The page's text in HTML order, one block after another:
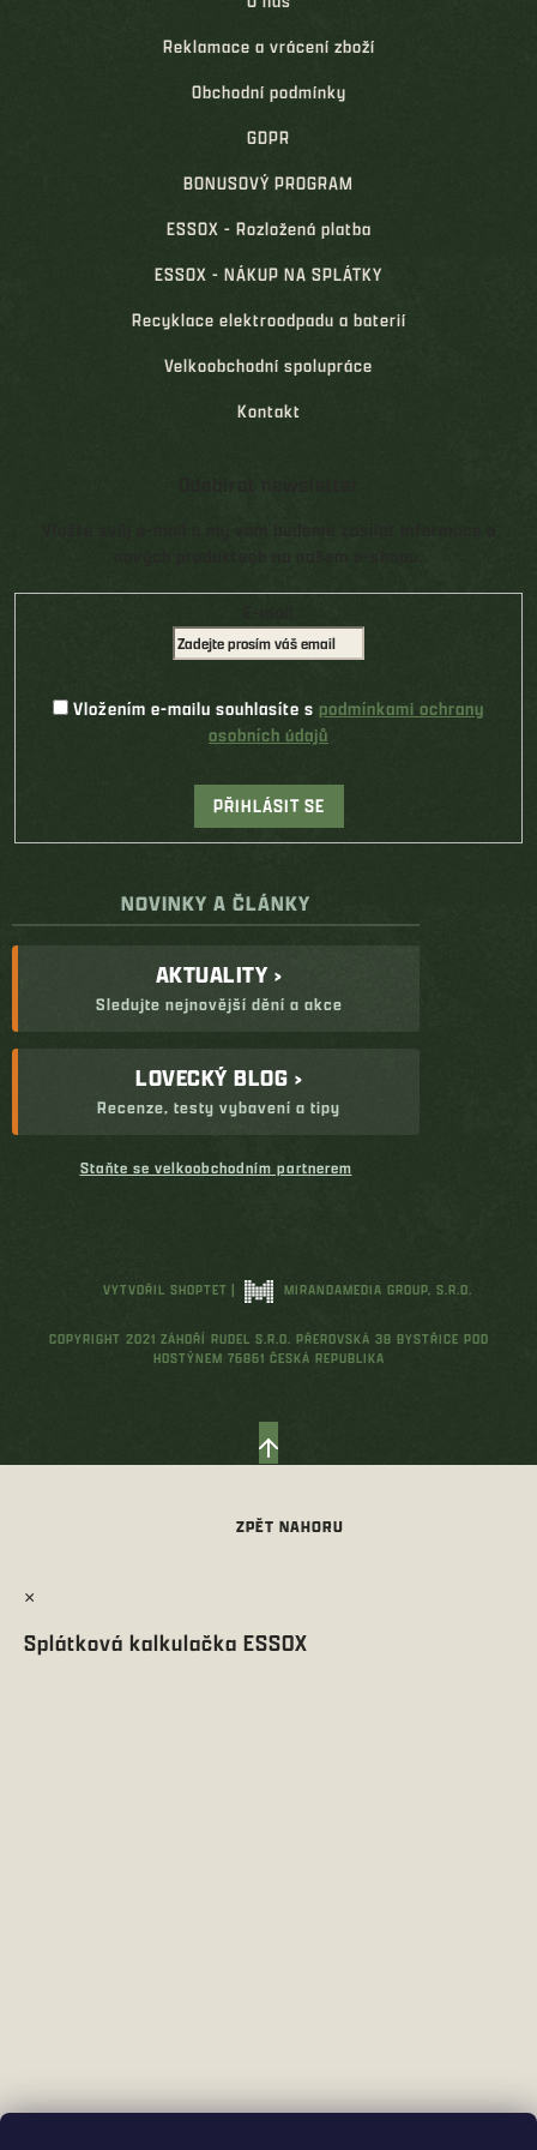
Reklamace a vrácení zboží
Obchodní podmínky
GDPR
BONUSOVÝ PROGRAM
ESSOX - Rozložená platba
ESSOX - NÁKUP NA SPLÁTKY
Recyklace elektroodpadu a baterií
Velkoobchodní spolupráce
Kontakt
Vložením e-mailu souhlasíte s podmínkami ochrany
osobních údajů
PŘIHLÁSIT SE
NOVINKY A ČLÁNKY
AKTUALITY ›
Sledujte nejnovější dění a akce
LOVECKÝ BLOG ›
Recenze, testy vybavení a tipy
Staňte se velkoobchodním partnerem
VYTVOŘIL SHOPTET | MIRANDAMEDIA GROUP, S.R.O.
COPYRIGHT 2021 ZÁHOŘÍ RUDEL S.R.O. PŘEROVSKÁ 38 BYSTŘICE POD
HOSTÝNEM 76861 ČESKÁ REPUBLIKA
×
Splátková kalkulačka ESSOX